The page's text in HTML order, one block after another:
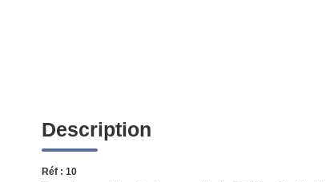
Description
Réf : 10